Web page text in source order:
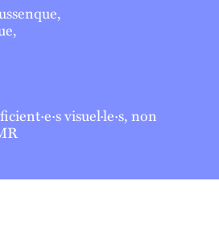
visuel·le·s, non